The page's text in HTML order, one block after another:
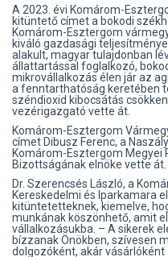
A 2023. évi Komárom-
kitüntető címet a bokodi
Komárom-Esztergom
kiváló gazdasági
alakult, magyar tulajdonban
állattartással foglalkozó,
mikrovállalkozás élen jár az
a fenntarthatóság keretében
széndioxid kibocsátás
vezérigazgató vette át.
Komárom-Esztergom
címet Dibusz Ferenc, a
Komárom-Esztergom Megyei
Bizottságának elnöke vette át.
Dr. Szerencsés László, a
Kereskedelmi és Iparkamara
kitüntetetteknek, kiemelve,
munkának köszönhető, amit
vállalkozásukba. – A sikerek
bízzanak Önökben, szívesen
dolgozóként, akár vásárlóként